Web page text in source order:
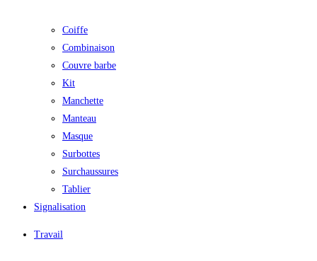
Coiffe
Combinaison
Couvre barbe
Kit
Manchette
Manteau
Masque
Surbottes
Surchaussures
Tablier
Signalisation
Travail